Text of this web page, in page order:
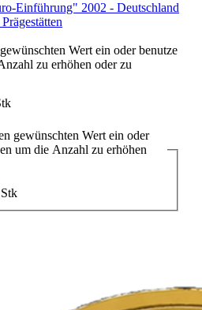
Einführung" 2002 - Deutschland
Wert ein oder benutze
zu erhöhen oder zu
gewünschten Wert ein oder
um die Anzahl zu erhöhen
Stk